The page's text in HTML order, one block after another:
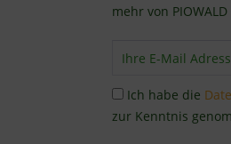
mehr von PIOWALD
Ich habe die
zur Kenntnis